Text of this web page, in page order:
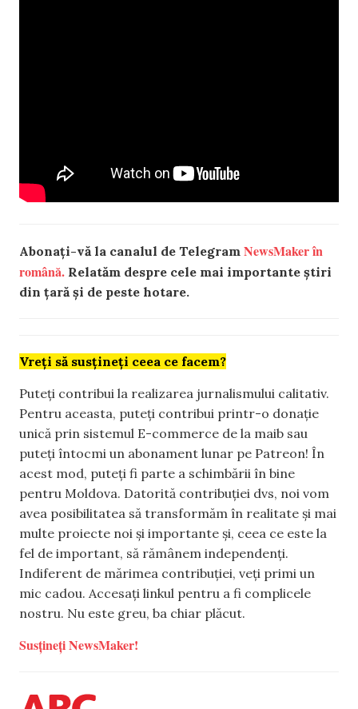
Abonați-vă la canalul de Telegram NewsMaker în
română. Relatăm despre cele mai importante știri
din țară și de peste hotare.
Vreți să susțineți ceea ce facem?
Puteți contribui la realizarea jurnalismului calitativ.
Pentru aceasta, puteți contribui printr-o donație
unică prin sistemul E-commerce de la maib sau
puteți întocmi un abonament lunar pe Patreon! În
acest mod, puteți fi parte a schimbării în bine
pentru Moldova. Datorită contribuției dvs, noi vom
avea posibilitatea să transformăm în realitate și mai
multe proiecte noi și importante și, ceea ce este la
fel de important, să rămânem independenți.
Indiferent de mărimea contribuției, veți primi un
mic cadou. Accesați linkul pentru a fi complicele
nostru. Nu este greu, ba chiar plăcut.
Susțineți NewsMaker!